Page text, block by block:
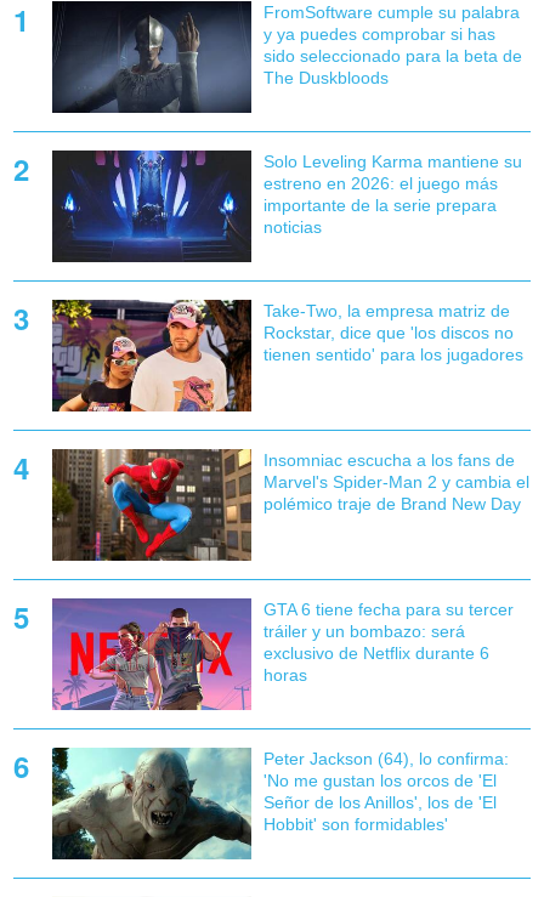
FromSoftware cumple su palabra
y ya puedes comprobar si has
sido seleccionado para la beta de
The Duskbloods
Solo Leveling Karma mantiene su
estreno en 2026: el juego más
importante de la serie prepara
noticias
Take-Two, la empresa matriz de
Rockstar, dice que 'los discos no
tienen sentido' para los jugadores
Insomniac escucha a los fans de
Marvel's Spider-Man 2 y cambia el
polémico traje de Brand New Day
GTA 6 tiene fecha para su tercer
tráiler y un bombazo: será
exclusivo de Netflix durante 6
horas
Peter Jackson (64), lo confirma:
'No me gustan los orcos de 'El
Señor de los Anillos', los de 'El
Hobbit' son formidables'